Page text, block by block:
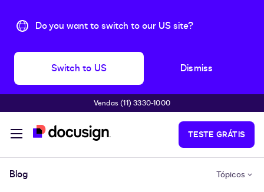
Do you want to switch to our US site?
Switch to US Dismiss
Pular para o conteúdo principal
Vendas (11) 3330-1000
TESTE GRÁTIS
Blog Tópicos